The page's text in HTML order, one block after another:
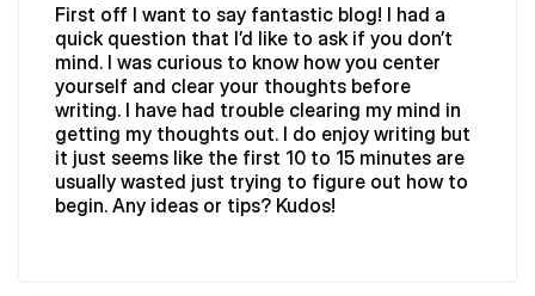
First off I want to say fantastic blog! I had a
quick question that I’d like to ask if you don’t
mind. I was curious to know how you center
yourself and clear your thoughts before
writing. I have had trouble clearing my mind in
getting my thoughts out. I do enjoy writing but
it just seems like the first 10 to 15 minutes are
usually wasted just trying to figure out how to
begin. Any ideas or tips? Kudos!